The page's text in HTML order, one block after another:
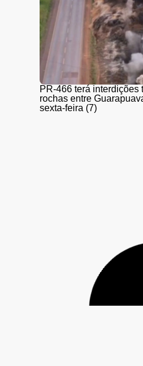
PR-466 terá interdições
rochas entre
sexta-feira (7)
UTFPR abre inscrições
179 vagas em
em novembro